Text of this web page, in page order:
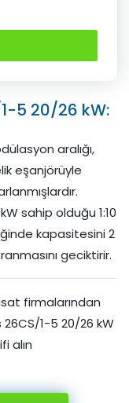
5 20/26 kW:
aralığı,
eşanjörüyle
sahip olduğu 1:10
kapasitesini 2
geciktirir.
firmalarından
1-5 20/26 kW
alın